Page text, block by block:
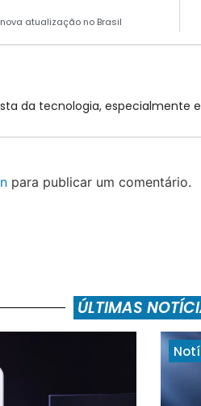
atualização no Brasil
da tecnologia, especialmente
para publicar um comentário.
ÚLTIMAS